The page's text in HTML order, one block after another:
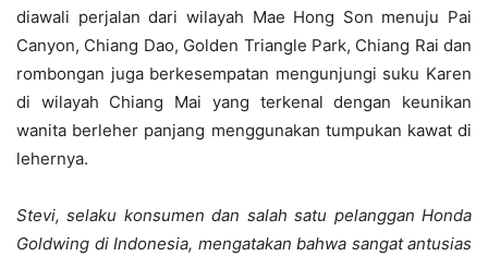
diawali perjalan dari wilayah Mae Hong Son menuju Pai
Canyon, Chiang Dao, Golden Triangle Park, Chiang Rai dan
rombongan juga berkesempatan mengunjungi suku Karen
di wilayah Chiang Mai yang terkenal dengan keunikan
wanita berleher panjang menggunakan tumpukan kawat di
lehernya.
Stevi, selaku konsumen dan salah satu pelanggan Honda
Goldwing di Indonesia, mengatakan bahwa sangat antusias